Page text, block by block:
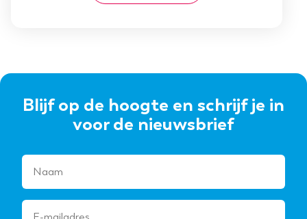
Blijf op de hoogte en schrijf je in
voor de nieuwsbrief